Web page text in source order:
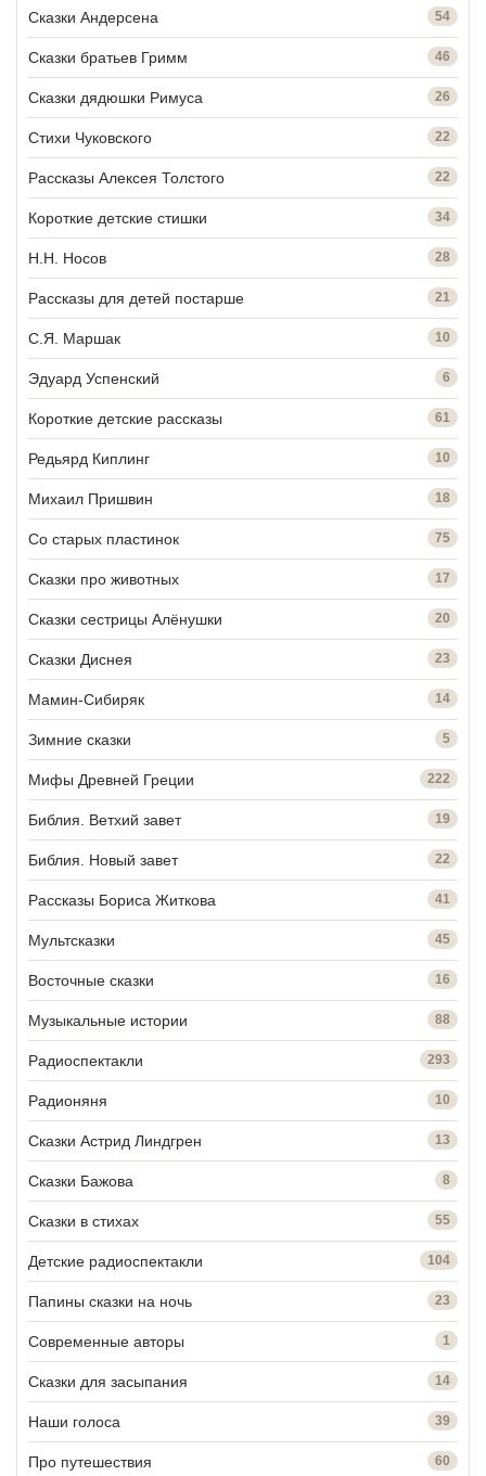
Сказки Андерсена 54
Сказки братьев Гримм 46
Сказки дядюшки Римуса 26
Стихи Чуковского 22
Рассказы Алексея Толстого 22
Короткие детские стишки 34
Н.Н. Носов 28
Рассказы для детей постарше 21
С.Я. Маршак 10
Эдуард Успенский 6
Короткие детские рассказы 61
Редьярд Киплинг 10
Михаил Пришвин 18
Со старых пластинок 75
Сказки про животных 17
Сказки сестрицы Алёнушки 20
Сказки Диснея 23
Мамин-Сибиряк 14
Зимние сказки 5
Мифы Древней Греции 222
Библия. Ветхий завет 19
Библия. Новый завет 22
Рассказы Бориса Житкова 41
Мультсказки 45
Восточные сказки 16
Музыкальные истории 88
Радиоспектакли 293
Радионяня 10
Сказки Астрид Линдгрен 13
Сказки Бажова 8
Сказки в стихах 55
Детские радиоспектакли 104
Папины сказки на ночь 23
Современные авторы 1
Сказки для засыпания 14
Наши голоса 39
Про путешествия 60